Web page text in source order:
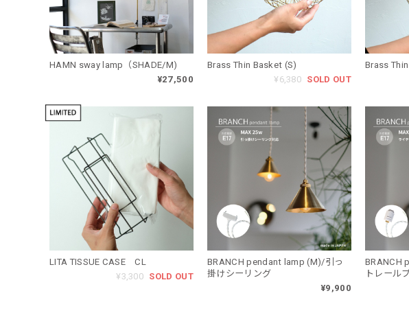
HAMN sway lamp（SHADE/M)
¥27,500
Brass Thin Basket (S)
¥6,380 SOLD OUT
Brass
LITA TISSUE CASE CL
¥3,300 SOLD OUT
BRANCH pendant lamp (M)/引っ
掛けシーリング
¥9,900
BRANCH
トレール